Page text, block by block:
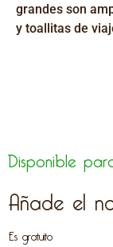
grandes son
y toallitas de
Disponible
Añade el
Es gratuito